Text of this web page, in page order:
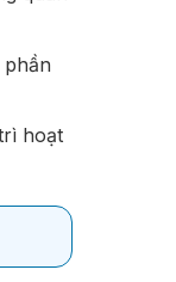
hoạt